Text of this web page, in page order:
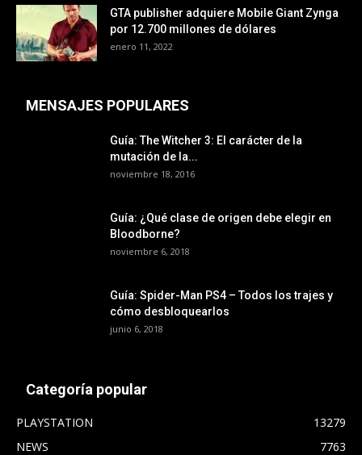
GTA publisher adquiere Mobile Giant Zynga
por 12.700 millones de dólares
enero 11, 2022
MENSAJES POPULARES
Guía: The Witcher 3: El carácter de la
mutación de la...
noviembre 18, 2016
Guía: ¿Qué clase de origen debe elegir en
Bloodborne?
noviembre 6, 2018
Guía: Spider-Man PS4 – Todos los trajes y
cómo desbloquearlos
junio 6, 2018
Categoría popular
PLAYSTATION
13279
NEWS
7763